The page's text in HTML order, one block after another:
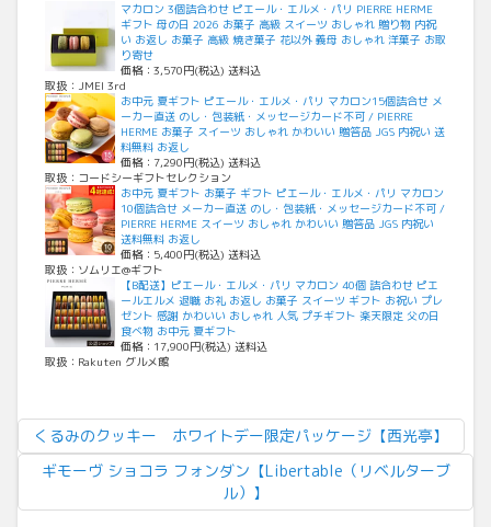
マカロン 3個詰合わせ ピエール・エルメ・パリ PIERRE HERME
ギフト 母の日 2026 お菓子 高級 スイーツ おしゃれ 贈り物 内祝
い お返し お菓子 高級 焼き菓子 花以外 義母 おしゃれ 洋菓子 お取
り寄せ
価格：3,570円(税込) 送料込
取扱：JMEI 3rd
お中元 夏ギフト ピエール・エルメ・パリ マカロン15個詰合せ メ
ーカー直送 のし・包装紙・メッセージカード不可 / PIERRE
HERME お菓子 スイーツ おしゃれ かわいい 贈答品 JGS 内祝い 送
料無料 お返し
価格：7,290円(税込) 送料込
取扱：コードシーギフトセレクション
お中元 夏ギフト お菓子 ギフト ピエール・エルメ・パリ マカロン
10個詰合せ メーカー直送 のし・包装紙・メッセージカード不可 /
PIERRE HERME スイーツ おしゃれ かわいい 贈答品 JGS 内祝い
送料無料 お返し
価格：5,400円(税込) 送料込
取扱：ソムリエ@ギフト
【B配送】ピエール・エルメ・パリ マカロン 40個 詰合わせ ピエ
ールエルメ 退職 お礼 お返し お菓子 スイーツ ギフト お祝い プレ
ゼント 感謝 かわいい おしゃれ 人気 プチギフト 楽天限定 父の日
食べ物 お中元 夏ギフト
価格：17,900円(税込) 送料込
取扱：Rakuten グルメ館
くるみのクッキー ホワイトデー限定パッケージ【西光亭】
ギモーヴ ショコラ フォンダン【Libertable（リベルターブ
ル）】